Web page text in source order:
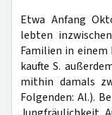
Etwa Anfang
lebten
Familien in einem
kaufte S.
mithin damals
Folgenden: Al.).